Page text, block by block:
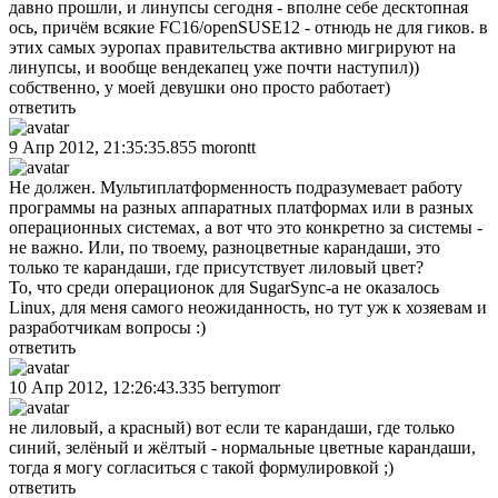
давно прошли, и линупсы сегодня - вполне себе десктопная
ось, причём всякие FC16/openSUSE12 - отнюдь не для гиков. в
этих самых эуропах правительства активно мигрируют на
линупсы, и вообще вендекапец уже почти наступил))
собственно, у моей девушки оно просто работает)
ответить
9 Апр 2012, 21:35:35.855 morontt
Не должен. Мультиплатформенность подразумевает работу
программы на разных аппаратных платформах или в разных
операционных системах, а вот что это конкретно за системы -
не важно. Или, по твоему, разноцветные карандаши, это
только те карандаши, где присутствует лиловый цвет?
То, что среди операционок для SugarSync-а не оказалось
Linux, для меня самого неожиданность, но тут уж к хозяевам и
разработчикам вопросы :)
ответить
10 Апр 2012, 12:26:43.335 berrymorr
не лиловый, а красный) вот если те карандаши, где только
синий, зелёный и жёлтый - нормальные цветные карандаши,
тогда я могу согласиться с такой формулировкой ;)
ответить